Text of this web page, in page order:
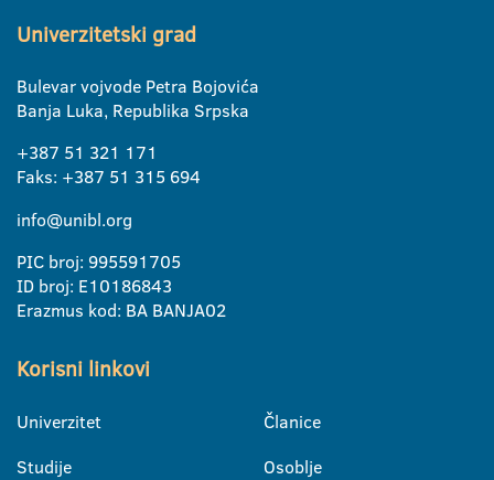
Univerzitetski grad
Bulevar vojvode Petra Bojovića
Banja Luka, Republika Srpska
+387 51 321 171
Faks: +387 51 315 694
info@unibl.org
PIC broj: 995591705
ID broj: E10186843
Erazmus kod: BA BANJA02
Korisni linkovi
Univerzitet
Studije
Članice
Osoblje